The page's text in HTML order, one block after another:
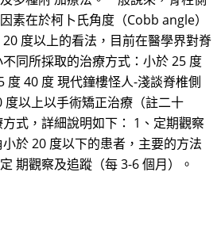
素在於柯卜氏角度（Cobb angle）
度以上的看法，目前在醫學界對脊
同所採取的治療方式：小於 25 度
度 40 度 現代鐘樓怪人-淺談脊椎側
度以上以手術矯正治療（註二十
式，詳細說明如下： 1、定期觀察
於 20 度以下的患者，主要的方法
期觀察及追蹤（每 3-6 個月）。